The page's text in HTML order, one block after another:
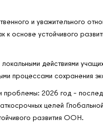
и уважительного
основе устойчивого
действиями
процессами сохранения
2026 год –
целей
развития ООН.